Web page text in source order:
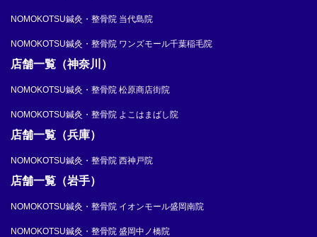
NOMOKOTSU鍼灸・整骨院 当代島院
NOMOKOTSU鍼灸・整骨院 ワンズモール千葉稲毛院
店舗一覧（神奈川）
NOMOKOTSU鍼灸・整骨院 松原商店街院
NOMOKOTSU鍼灸・整骨院 よこはまばし院
店舗一覧（兵庫）
NOMOKOTSU鍼灸・整骨院 西神戸院
店舗一覧（岩手）
NOMOKOTSU鍼灸・整骨院 イオンモール盛岡南院
NOMOKOTSU鍼灸・整骨院 盛岡中ノ橋院